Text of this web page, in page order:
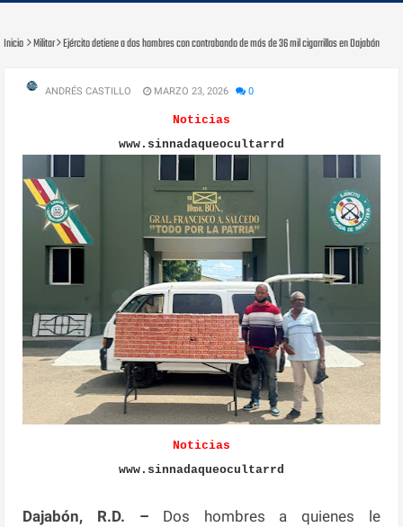
Inicio Militar Ejército detiene a dos hombres con contrabando de más de 36 mil cigarrillos en Dajabón
ANDRÉS CASTILLO MARZO 23, 2026 0
Noticias
www.sinnadaqueocultarrd
Noticias
www.sinnadaqueocultarrd
Dajabón, R.D. – Dos hombres a quienes le